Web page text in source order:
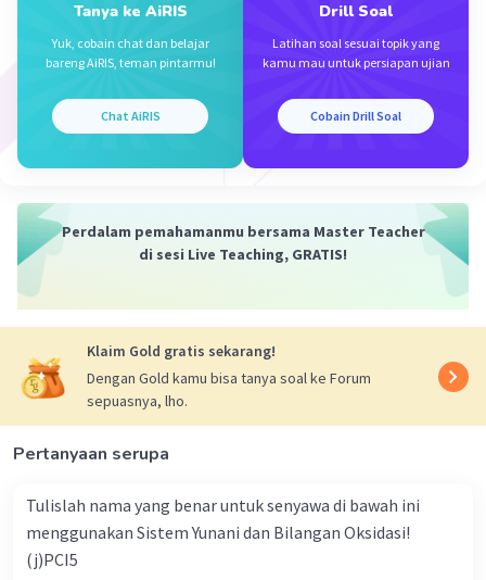
Tanya ke AiRIS
Yuk, cobain chat dan belajar
bareng AiRIS, teman pintarmu!
Chat AiRIS
Drill Soal
Latihan soal sesuai topik yang
kamu mau untuk persiapan ujian
Cobain Drill Soal
Perdalam pemahamanmu bersama Master Teacher
di sesi Live Teaching, GRATIS!
Klaim Gold gratis sekarang!
Dengan Gold kamu bisa tanya soal ke Forum
sepuasnya, lho.
Pertanyaan serupa
Tulislah nama yang benar untuk senyawa di bawah ini
menggunakan Sistem Yunani dan Bilangan Oksidasi!
(j)PCI5